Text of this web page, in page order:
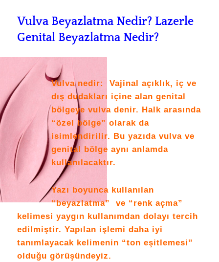
Vulva Beyazlatma Nedir? Lazerle
Genital Beyazlatma Nedir?
Vulva nedir: Vajinal açıklık, iç ve
dış dudakları içine alan genital
bölgeye vulva denir. Halk arasında
“özel bölge” olarak da
isimlendirilir. Bu yazıda vulva ve
genital bölge aynı anlamda
kullanılacaktır.
Yazı boyunca kullanılan
“beyazlatma” ve “renk açma”
kelimesi yaygın kullanımdan dolayı tercih
edilmiştir. Yapılan işlemi daha iyi
tanımlayacak kelimenin “ton eşitlemesi”
olduğu görüşündeyiz.